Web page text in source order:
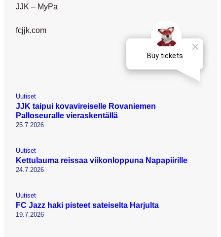
JJK – MyPa
fcjjk.com
Uutiset
JJK taipui kovavireiselle Rovaniemen
Palloseuralle vieraskentällä
25.7.2026
Uutiset
Kettulauma reissaa viikonloppuna Napapiirille
24.7.2026
Uutiset
FC Jazz haki pisteet sateiselta Harjulta
19.7.2026